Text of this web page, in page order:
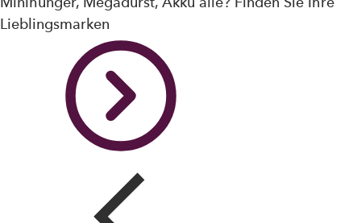
Lieblingsmarken